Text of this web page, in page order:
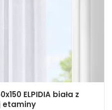
ELPIDIA biała z
etaminy